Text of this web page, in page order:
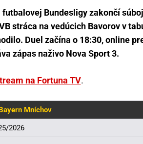
Bundesligy zakončí súboj
stráca na vedúcich Bavorov v
Duel začína o 18:30, online
zápas naživo Nova Sport 3.
na Fortuna TV.
Mníchov
2026